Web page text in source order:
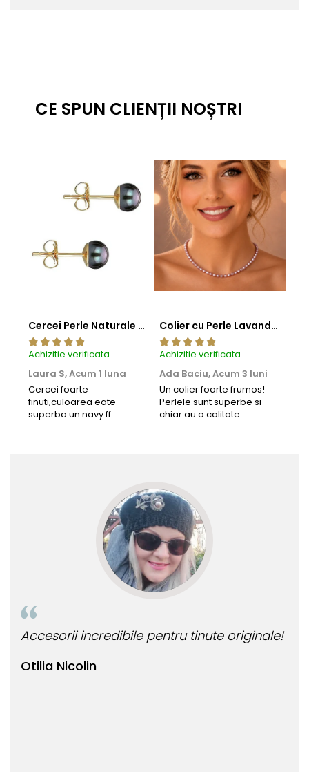
CE SPUN CLIENȚII NOȘTRI
Cercei Perle Naturale Negre 5-6 mm, Buton AAA, Aur 14K (aur 585), Tip Șurub | KASKADDA®
Achizitie verificata
Laura S,Acum 1 luna
Cercei foarte
finuti,culoarea eate
superba un navy ff
Colier cu Perle Lavanda la Baza Gatului, de 4-5 mm, Perle Rare, Calitate AAA+, Aur 14K | KASKADDA®
Achizitie verificata
Ada Baciu,Acum 3 luni
Un colier foarte frumos!
Perlele sunt superbe si
chiar au o calitate
Otilia Nicolin
Accesorii incredibile pentru tinute originale!